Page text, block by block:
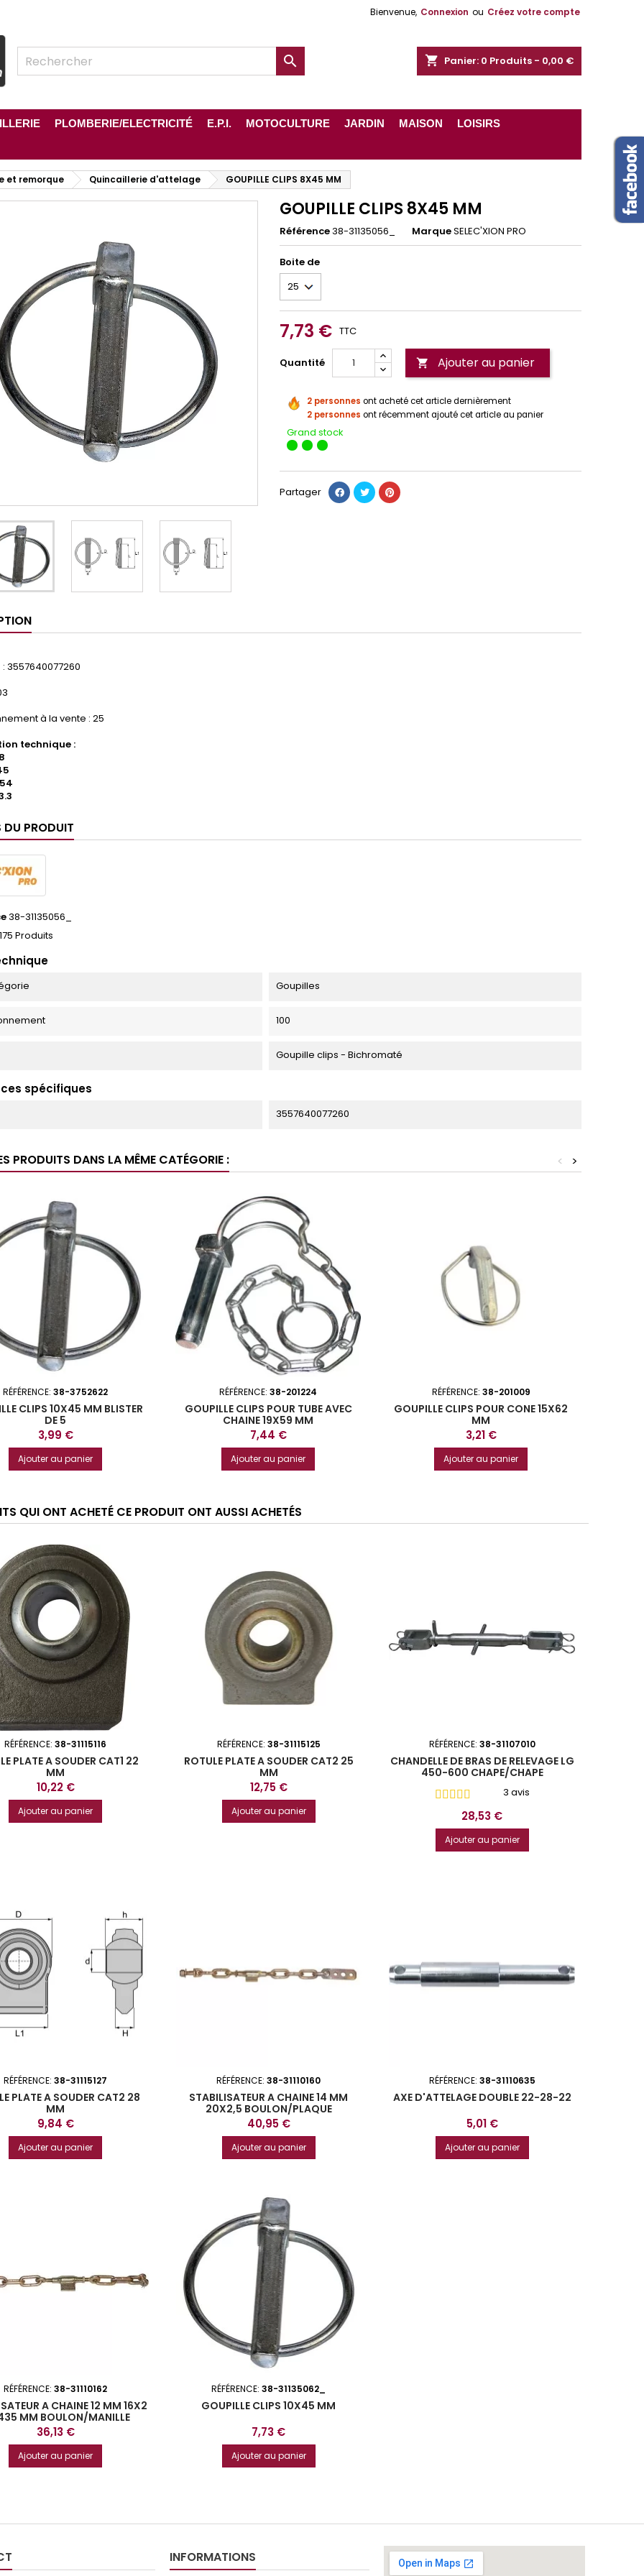
Bienvenue, Connexion ou Créez votre compte
shopping_cart Panier: 0 Produits - 0,00 €

PLOMBERIE/ELECTRICITÉ E.P.I. MOTOCULTURE JARDIN MAISON LOISIRS
et remorque Quincaillerie d'attelage GOUPILLE CLIPS 8X45 MM
GOUPILLE CLIPS 8X45 MM
Référence38-31135056_ MarqueSELEC'XION PRO
Boite de
7,73 € TTC
Quantité  Ajouter au panier
2 personnes ont acheté cet article dernièrement
2 personnes ont récemment ajouté cet article au panier
Grand stock
Partager
3557640077260
à la vente : 25
technique :
DU PRODUIT
38-31135056_
175 Produits
Goupilles
100
Goupille clips - Bichromaté
spécifiques
3557640077260
PRODUITS DANS LA MÊME CATÉGORIE : >
<
RÉFÉRENCE: 38-3752622
CLIPS 10X45 MM BLISTER
DE 5
Prix
3,99 €
Ajouter au panier
RÉFÉRENCE: 38-201224
GOUPILLE CLIPS POUR TUBE AVEC
CHAINE 19X59 MM
Prix
7,44 €
Ajouter au panier
RÉFÉRENCE: 38-201009
GOUPILLE CLIPS POUR CONE 15X62
MM
Prix
3,21 €
Ajouter au panier
QUI ONT ACHETÉ CE PRODUIT ONT AUSSI ACHETÉS
RÉFÉRENCE:38-31115116
PLATE A SOUDER CAT1 22
MM
Prix
10,22 €
Ajouter au panier
RÉFÉRENCE: 38-31115125
ROTULE PLATE A SOUDER CAT2 25
MM
Prix
12,75 €
Ajouter au panier
RÉFÉRENCE: 38-31107010
CHANDELLE DE BRAS DE RELEVAGE LG
450-600 CHAPE/CHAPE
3 avis
Prix
28,53 €
Ajouter au panier
RÉFÉRENCE:38-31115127
PLATE A SOUDER CAT2 28
MM
Prix
9,84 €
Ajouter au panier
RÉFÉRENCE:38-31110160
STABILISATEUR A CHAINE 14 MM
20X2,5 BOULON/PLAQUE
Prix
40,95 €
Ajouter au panier
RÉFÉRENCE: 38-31110635
AXE D'ATTELAGE DOUBLE 22-28-22
Prix
5,01 €
Ajouter au panier
RÉFÉRENCE:38-31110162
A CHAINE 12 MM 16X2
MM BOULON/MANILLE
Prix
36,13 €
Ajouter au panier
RÉFÉRENCE:38-31135062_
GOUPILLE CLIPS 10X45 MM
Prix
7,73 €
Ajouter au panier
INFORMATIONS